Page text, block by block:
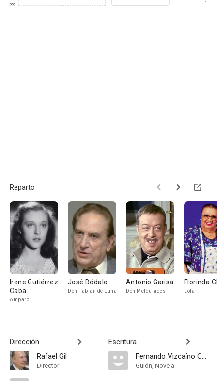
???
1
Reparto
Irene Gutiérrez
Caba
Amparo
José Bódalo
Don Fabián de Luna
Antonio Garisa
Don Melquiades
Florinda
Lola
Dirección
Rafael Gil
Director
Escritura
Fernando Vizcaíno Casas
Guión, Novela